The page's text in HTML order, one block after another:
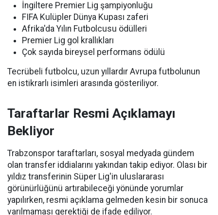
İngiltere Premier Lig şampiyonluğu
FIFA Kulüpler Dünya Kupası zaferi
Afrika'da Yılın Futbolcusu ödülleri
Premier Lig gol krallıkları
Çok sayıda bireysel performans ödülü
Tecrübeli futbolcu, uzun yıllardır Avrupa futbolunun
en istikrarlı isimleri arasında gösteriliyor.
Taraftarlar Resmi Açıklamayı
Bekliyor
Trabzonspor taraftarları, sosyal medyada gündem
olan transfer iddialarını yakından takip ediyor. Olası bir
yıldız transferinin Süper Lig'in uluslararası
görünürlüğünü artırabileceği yönünde yorumlar
yapılırken, resmi açıklama gelmeden kesin bir sonuca
varılmaması gerektiği de ifade ediliyor.